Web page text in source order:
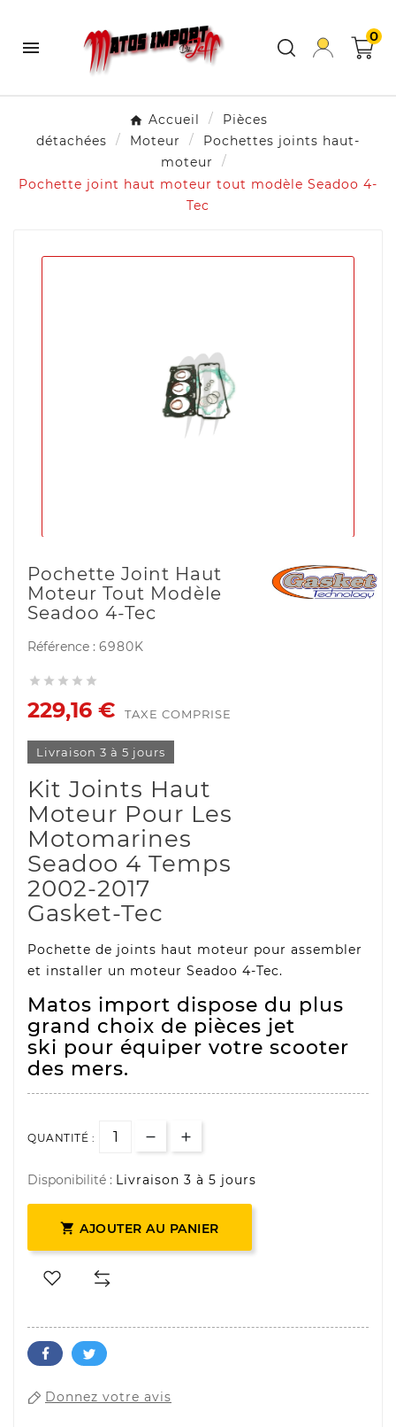

0
Accueil
Pièces
détachées
Moteur
Pochettes joints haut-
moteur
Pochette joint haut moteur tout modèle Seadoo 4-
Tec
Pochette Joint Haut
Moteur Tout Modèle
Seadoo 4-Tec
Référence : 6980K
    
229,16 € TAXE COMPRISE
Livraison 3 à 5 jours
Kit Joints Haut
Moteur Pour Les
Motomarines
Seadoo 4 Temps
2002-2017
Gasket-Tec
Pochette de joints haut moteur pour assembler
et installer un moteur Seadoo 4-Tec.
Matos import dispose du plus
grand choix de pièces jet
ski pour équiper votre scooter
des mers.
QUANTITÉ :
Disponibilité : Livraison 3 à 5 jours
 AJOUTER AU PANIER
Donnez votre avis